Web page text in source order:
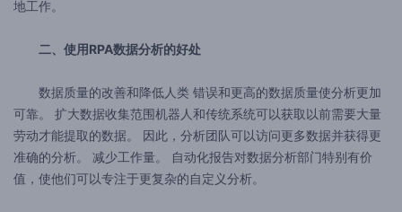
地工作。
二、使用RPA数据分析的好处
数据质量的改善和降低人类 错误和更高的数据质量使分析更加
可靠。 扩大数据收集范围机器人和传统系统可以获取以前需要大量
劳动才能提取的数据。 因此，分析团队可以访问更多数据并获得更
准确的分析。 减少工作量。 自动化报告对数据分析部门特别有价
值，使他们可以专注于更复杂的自定义分析。